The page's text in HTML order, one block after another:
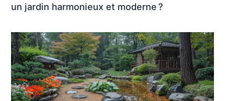
un jardin harmonieux et moderne ?